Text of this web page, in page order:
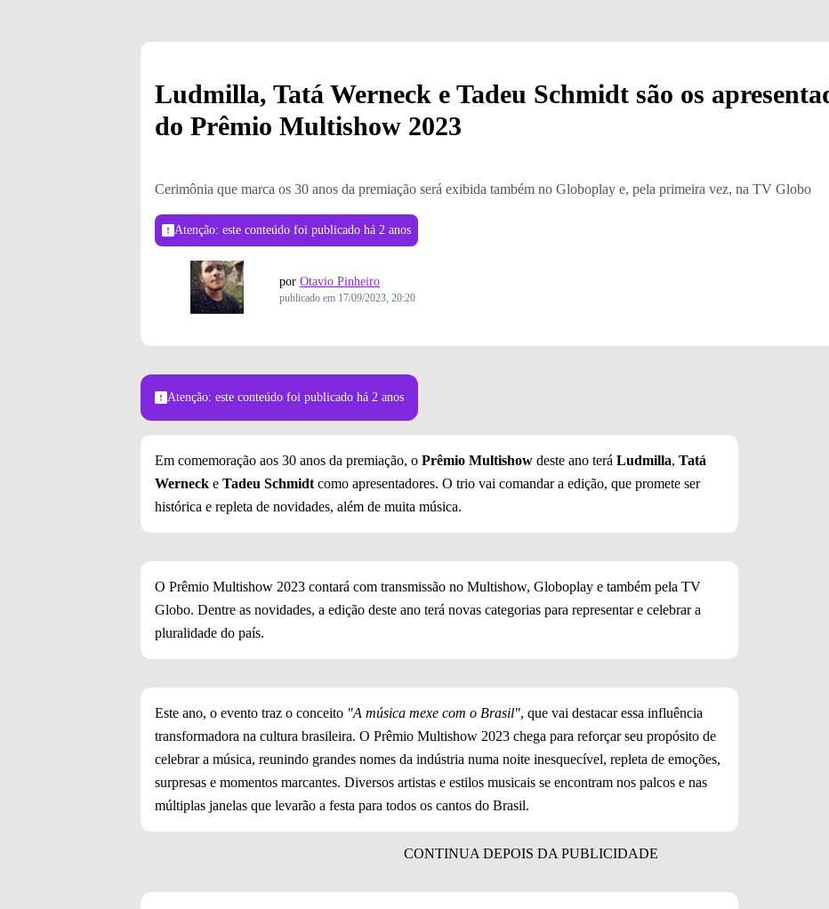
Ludmilla, Tatá Werneck e Tadeu Schmidt são os
do Prêmio Multishow 2023
Cerimônia que marca os 30 anos da premiação será exibida também no Globoplay e, pela primeira vez, na TV Globo
Atenção: este conteúdo foi publicado há 2 anos
por Otavio Pinheiro
publicado em 17/09/2023, 20:20
Atenção: este conteúdo foi publicado há 2 anos
Em comemoração aos 30 anos da premiação, o Prêmio Multishow deste ano terá Ludmilla, Tatá
Werneck e Tadeu Schmidt como apresentadores. O trio vai comandar a edição, que promete ser
histórica e repleta de novidades, além de muita música.
O Prêmio Multishow 2023 contará com transmissão no Multishow, Globoplay e também pela TV
Globo. Dentre as novidades, a edição deste ano terá novas categorias para representar e celebrar a
pluralidade do país.
Este ano, o evento traz o conceito "A música mexe com o Brasil", que vai destacar essa influência
transformadora na cultura brasileira. O Prêmio Multishow 2023 chega para reforçar seu propósito de
celebrar a música, reunindo grandes nomes da indústria numa noite inesquecível, repleta de emoções,
surpresas e momentos marcantes. Diversos artistas e estilos musicais se encontram nos palcos e nas
múltiplas janelas que levarão a festa para todos os cantos do Brasil.